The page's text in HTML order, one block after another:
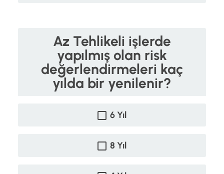
Az Tehlikeli işlerde
yapılmış olan risk
değerlendirmeleri kaç
yılda bir yenilenir?
6 Yıl
8 Yıl